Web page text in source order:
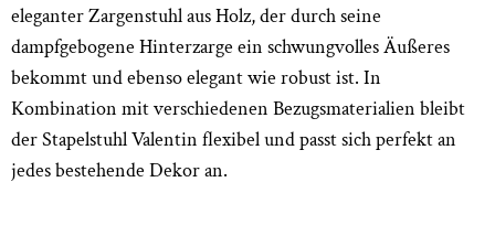
eleganter Zargenstuhl aus Holz, der durch seine
dampfgebogene Hinterzarge ein schwungvolles Äußeres
bekommt und ebenso elegant wie robust ist. In
Kombination mit verschiedenen Bezugsmaterialien bleibt
der Stapelstuhl Valentin flexibel und passt sich perfekt an
jedes bestehende Dekor an.